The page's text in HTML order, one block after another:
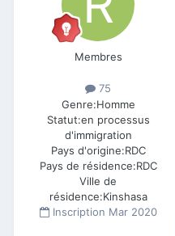
Membres
75
Genre:Homme
Statut:en processus
d'immigration
Pays d'origine:RDC
Pays de résidence:RDC
Ville de
résidence:Kinshasa
Inscription Mar 2020